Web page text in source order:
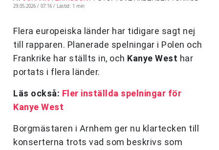
29.05.2026 / 07:16 / Lästid: 1 min
Flera europeiska länder har tidigare sagt nej
till rapparen. Planerade spelningar i Polen och
Frankrike har ställts in, och Kanye West har
portats i flera länder.
Läs också: Fler inställda spelningar för
Kanye West
Borgmästaren i Arnhem ger nu klartecken till
konserterna trots vad som beskrivs som